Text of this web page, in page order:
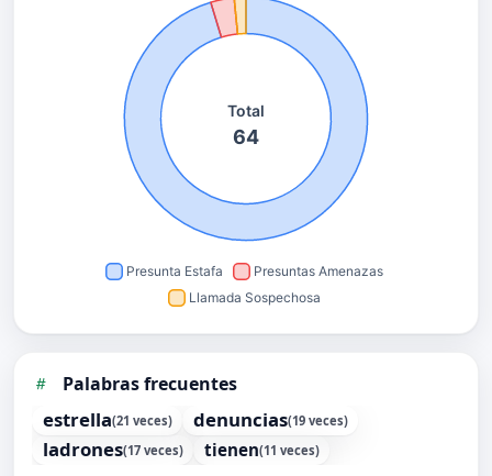
Palabras frecuentes
estrella(21 veces) denuncias(19 veces)
ladrones(17 veces) tienen(11 veces)